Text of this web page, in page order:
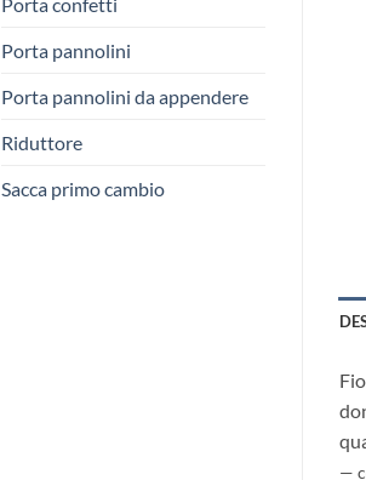
Porta confetti
Porta pannolini
Porta pannolini da appendere
Riduttore
Sacca primo cambio
—